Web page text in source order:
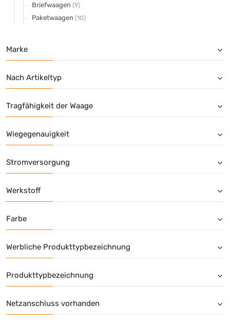
Briefwaagen (9)
Paketwaagen (10)
Marke
Nach Artikeltyp
Tragfähigkeit der Waage
Wiegegenauigkeit
Stromversorgung
Werkstoff
Farbe
Werbliche Produkttypbezeichnung
Produkttypbezeichnung
Netzanschluss vorhanden